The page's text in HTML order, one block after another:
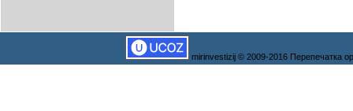
mirinvestizij © 2009-2016 Перепечатка